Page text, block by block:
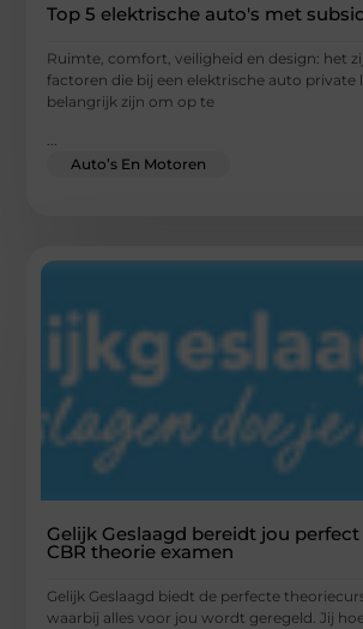
Top 5 elektrische auto's met
Ruimte, comfort, veiligheid en design: het
factoren die bij een elektrische auto private
belangrijk zijn om op te
...
Auto’s En Motoren
Gelijk Geslaagd bereidt jou
CBR theorie examen
Gelijk Geslaagd biedt de perfecte
waarbij alles voor jou wordt geregeld. Jij